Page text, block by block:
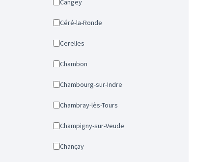
Cangey
Céré-la-Ronde
Cerelles
Chambon
Chambourg-sur-Indre
Chambray-lès-Tours
Champigny-sur-Veude
Chançay